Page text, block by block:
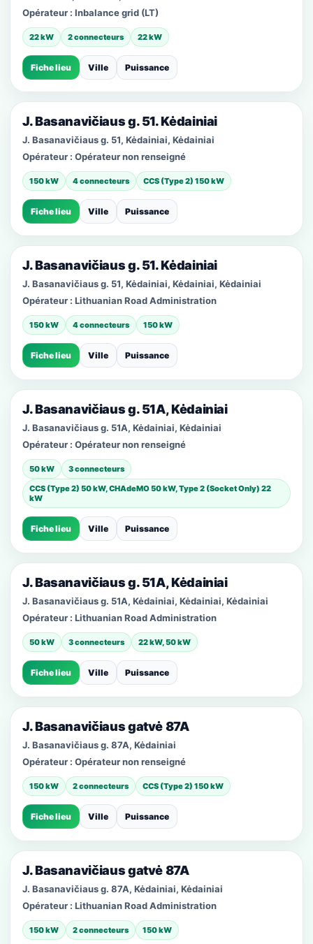
Opérateur : Inbalance grid (LT)
22 kW 2 connecteurs 22 kW
Fiche lieu Ville Puissance
J. Basanavičiaus g. 51. Kėdainiai
J. Basanavičiaus g. 51, Kėdainiai, Kėdainiai
Opérateur : Opérateur non renseigné
150 kW 4 connecteurs CCS (Type 2) 150 kW
Fiche lieu Ville Puissance
J. Basanavičiaus g. 51. Kėdainiai
J. Basanavičiaus g. 51, Kėdainiai, Kėdainiai, Kėdainiai
Opérateur : Lithuanian Road Administration
150 kW 4 connecteurs 150 kW
Fiche lieu Ville Puissance
J. Basanavičiaus g. 51A, Kėdainiai
J. Basanavičiaus g. 51A, Kėdainiai, Kėdainiai
Opérateur : Opérateur non renseigné
50 kW
3 connecteurs
CCS (Type 2) 50 kW, CHAdeMO 50 kW, Type 2 (Socket Only) 22
kW
Fiche lieu Ville Puissance
J. Basanavičiaus g. 51A, Kėdainiai
J. Basanavičiaus g. 51A, Kėdainiai, Kėdainiai, Kėdainiai
Opérateur : Lithuanian Road Administration
50 kW 3 connecteurs 22 kW, 50 kW
Fiche lieu Ville Puissance
J. Basanavičiaus gatvė 87A
J. Basanavičiaus g. 87A, Kėdainiai
Opérateur : Opérateur non renseigné
150 kW 2 connecteurs CCS (Type 2) 150 kW
Fiche lieu Ville Puissance
J. Basanavičiaus gatvė 87A
J. Basanavičiaus g. 87A, Kėdainiai, Kėdainiai
Opérateur : Lithuanian Road Administration
150 kW 2 connecteurs 150 kW